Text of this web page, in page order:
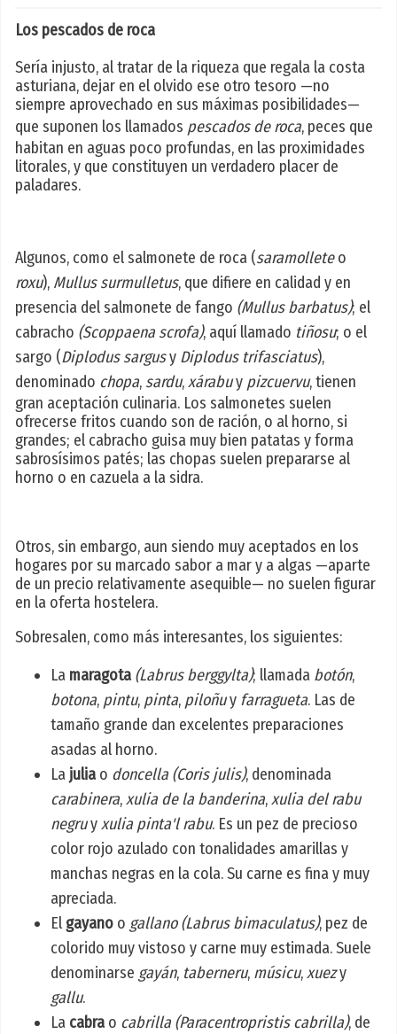
Los pescados de roca
Sería injusto, al tratar de la riqueza que regala la costa
asturiana, dejar en el olvido ese otro tesoro —no
siempre aprovechado en sus máximas posibilidades—
que suponen los llamados pescados de roca, peces que
habitan en aguas poco profundas, en las proximidades
litorales, y que constituyen un verdadero placer de
paladares.
Algunos, como el salmonete de roca (saramolleteo
roxu), Mullus surmulletus, que difiere en calidad y en
presencia del salmonete de fango (Mullus barbatus); el
cabracho (Scoppaena scrofa), aquí llamado tiñosu; o el
sargo (Diplodus sargusy Diplodus trifasciatus),
denominado chopa, sardu,xárabuy pizcuervu, tienen
gran aceptación culinaria. Los salmonetes suelen
ofrecerse fritos cuando son de ración, o al horno, si
grandes; el cabracho guisa muy bien patatas y forma
sabrosísimos patés; las chopas suelen prepararse al
horno o en cazuela a la sidra.
Otros, sin embargo, aun siendo muy aceptados en los
hogares por su marcado sabor a mar y a algas —aparte
de un precio relativamente asequible— no suelen figurar
en la oferta hostelera.
Sobresalen, como más interesantes, los siguientes:
La maragota (Labrus berggylta); llamada botón,
botona, pintu, pinta, piloñuy farragueta. Las de
tamaño grande dan excelentes preparaciones
asadas al horno.
La julia o doncella (Coris julis), denominada
carabinera,xulia de la banderina,xulia del rabu
negruyxulia pinta'l rabu. Es un pez de precioso
color rojo azulado con tonalidades amarillas y
manchas negras en la cola. Su carne es fina y muy
apreciada.
El gayano o gallano (Labrus bimaculatus), pez de
colorido muy vistoso y carne muy estimada. Suele
denominarse gayán, taberneru, músicu,xuezy
gallu.
La cabra o cabrilla (Paracentropristis cabrilla), de